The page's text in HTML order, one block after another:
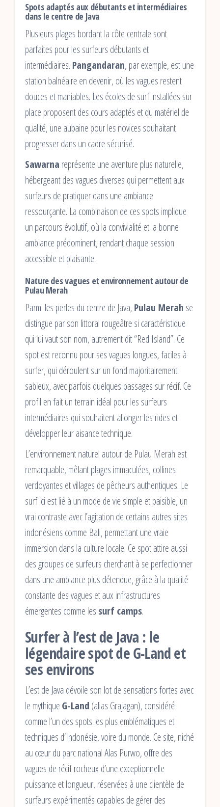
Spots adaptés aux débutants et intermédiaires
dans le centre de Java
Plusieurs plages bordant la côte centrale sont
parfaites pour les surfeurs débutants et
intermédiaires. Pangandaran, par exemple, est une
station balnéaire en devenir, où les vagues restent
douces et maniables. Les écoles de surf installées sur
place proposent des cours adaptés et du matériel de
qualité, une aubaine pour les novices souhaitant
progresser dans un cadre sécurisé.
Sawarna représente une aventure plus naturelle,
hébergeant des vagues diverses qui permettent aux
surfeurs de pratiquer dans une ambiance
ressourçante. La combinaison de ces spots implique
un parcours évolutif, où la convivialité et la bonne
ambiance prédominent, rendant chaque session
accessible et plaisante.
Nature des vagues et environnement autour de
Pulau Merah
Parmi les perles du centre de Java, Pulau Merah se
distingue par son littoral rougeâtre si caractéristique
qui lui vaut son nom, autrement dit “Red Island”. Ce
spot est reconnu pour ses vagues longues, faciles à
surfer, qui déroulent sur un fond majoritairement
sableux, avec parfois quelques passages sur récif. Ce
profil en fait un terrain idéal pour les surfeurs
intermédiaires qui souhaitent allonger les rides et
développer leur aisance technique.
L’environnement naturel autour de Pulau Merah est
remarquable, mêlant plages immaculées, collines
verdoyantes et villages de pêcheurs authentiques. Le
surf ici est lié à un mode de vie simple et paisible, un
vrai contraste avec l’agitation de certains autres sites
indonésiens comme Bali, permettant une vraie
immersion dans la culture locale. Ce spot attire aussi
des groupes de surfeurs cherchant à se perfectionner
dans une ambiance plus détendue, grâce à la qualité
constante des vagues et aux infrastructures
émergentes comme les surf camps.
Surfer à l’est de Java : le
légendaire spot de G-Land et
ses environs
L’est de Java dévoile son lot de sensations fortes avec
le mythique G-Land (alias Grajagan), considéré
comme l’un des spots les plus emblématiques et
techniques d’Indonésie, voire du monde. Ce site, niché
au cœur du parc national Alas Purwo, offre des
vagues de récif rocheux d’une exceptionnelle
puissance et longueur, réservées à une clientèle de
surfeurs expérimentés capables de gérer des